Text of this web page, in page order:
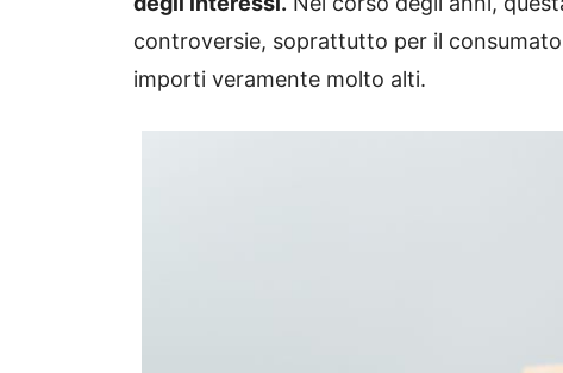
controversie, soprattutto per il
importi veramente molto alti.